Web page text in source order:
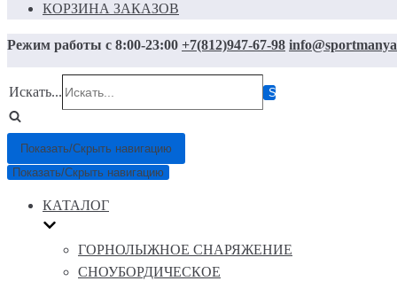
КОРЗИНА ЗАКАЗОВ
Режим работы с 8:00-23:00 +7(812)947-67-98
Искать...
Показать/Скрыть навигацию
Показать/Скрыть навигацию
КАТАЛОГ
ГОРНОЛЫЖНОЕ СНАРЯЖЕНИЕ
СНОУБОРДИЧЕСКОЕ